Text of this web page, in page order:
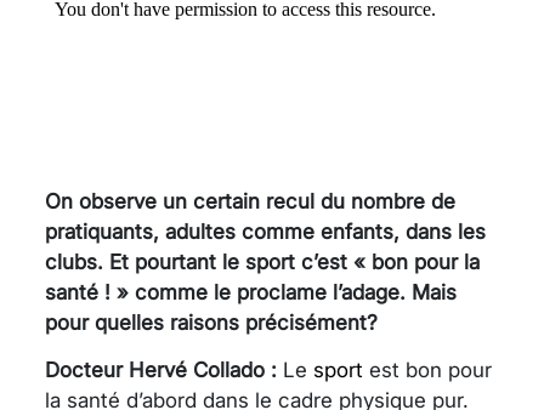
On observe un certain recul du nombre de
pratiquants, adultes comme enfants, dans les
clubs. Et pourtant le sport c’est « bon pour la
santé ! » comme le proclame l’adage. Mais
pour quelles raisons précisément?
Docteur Hervé Collado : Le sport est bon pour
la santé d’abord dans le cadre physique pur.